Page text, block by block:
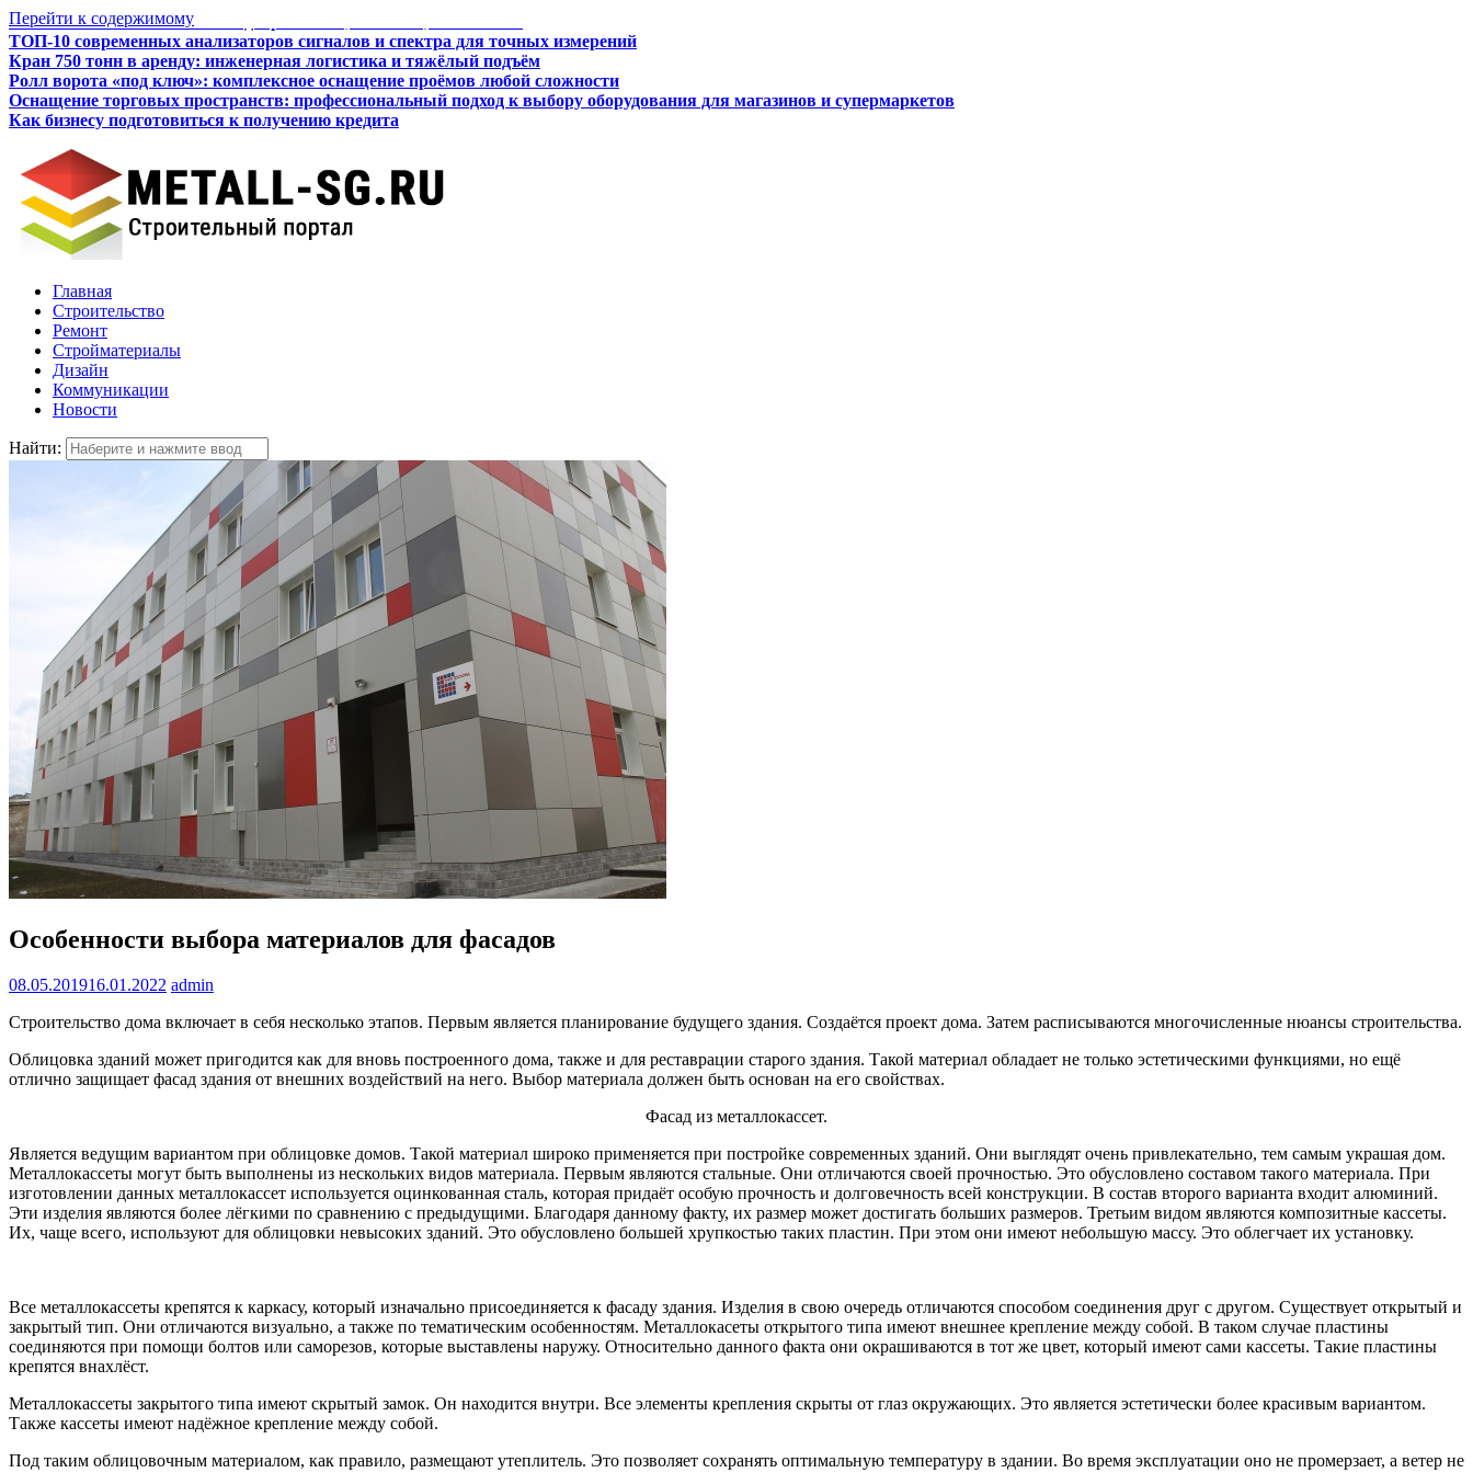
Перейти к содержимому
ТОП-10 современных анализаторов сигналов и спектра для точных измерений
Кран 750 тонн в аренду: инженерная логистика и тяжёлый подъём
Ролл ворота «под ключ»: комплексное оснащение проёмов любой сложности
Оснащение торговых пространств: профессиональный подход к выбору оборудования для магазинов и супермаркетов
Как бизнесу подготовиться к получению кредита
Главная
Строительство
Ремонт
Стройматериалы
Дизайн
Коммуникации
Новости
Найти:
Особенности выбора материалов для фасадов
08.05.201916.01.2022 admin
Строительство дома включает в себя несколько этапов. Первым является планирование будущего здания. Создаётся проект дома. Затем расписываются многочисленные нюансы строительства.
Облицовка зданий может пригодится как для вновь построенного дома, также и для реставрации старого здания. Такой материал обладает не только эстетическими функциями, но ещё
отлично защищает фасад здания от внешних воздействий на него. Выбор материала должен быть основан на его свойствах.
Фасад из металлокассет.
Является ведущим вариантом при облицовке домов. Такой материал широко применяется при постройке современных зданий. Они выглядят очень привлекательно, тем самым украшая дом.
Металлокассеты могут быть выполнены из нескольких видов материала. Первым являются стальные. Они отличаются своей прочностью. Это обусловлено составом такого материала. При
изготовлении данных металлокассет используется оцинкованная сталь, которая придаёт особую прочность и долговечность всей конструкции. В состав второго варианта входит алюминий.
Эти изделия являются более лёгкими по сравнению с предыдущими. Благодаря данному факту, их размер может достигать больших размеров. Третьим видом являются композитные кассеты.
Их, чаще всего, используют для облицовки невысоких зданий. Это обусловлено большей хрупкостью таких пластин. При этом они имеют небольшую массу. Это облегчает их установку.
Все металлокассеты крепятся к каркасу, который изначально присоединяется к фасаду здания. Изделия в свою очередь отличаются способом соединения друг с другом. Существует открытый и
закрытый тип. Они отличаются визуально, а также по тематическим особенностям. Металлокасеты открытого типа имеют внешнее крепление между собой. В таком случае пластины
соединяются при помощи болтов или саморезов, которые выставлены наружу. Относительно данного факта они окрашиваются в тот же цвет, который имеют сами кассеты. Такие пластины
крепятся внахлёст.
Металлокассеты закрытого типа имеют скрытый замок. Он находится внутри. Все элементы крепления скрыты от глаз окружающих. Это является эстетически более красивым вариантом.
Также кассеты имеют надёжное крепление между собой.
Под таким облицовочным материалом, как правило, размещают утеплитель. Это позволяет сохранять оптимальную температуру в здании. Во время эксплуатации оно не промерзает, а ветер не